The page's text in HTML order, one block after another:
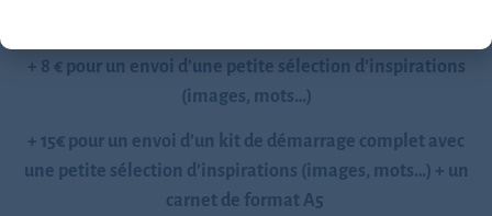
+ 8 € pour un envoi d’une petite sélection d’inspirations
(images, mots…)
+ 15€ pour un envoi d’un kit de démarrage complet avec
une petite sélection d’inspirations (images, mots…) + un
carnet de format A5